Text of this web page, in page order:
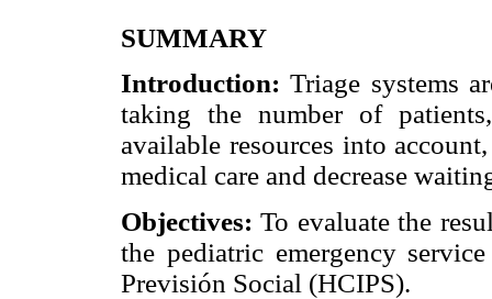
SUMMARY
Introduction: Triage systems
taking the number of
available resources into
medical care and decrease
Objectives:To evaluate the
the pediatric emergency
Previsión Social (HCIPS).